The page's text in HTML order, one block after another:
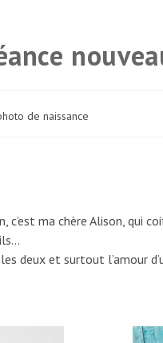
de naissance
c’est ma chère Alison, qui
deux et surtout l’amour